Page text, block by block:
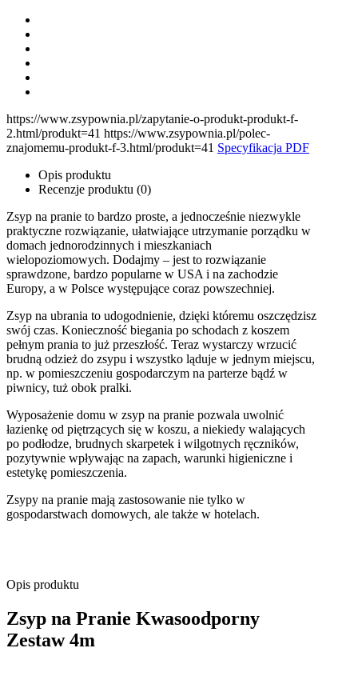
https://www.zsypownia.pl/zapytanie-o-produkt-produkt-f-
2.html/produkt=41 https://www.zsypownia.pl/polec-
znajomemu-produkt-f-3.html/produkt=41 Specyfikacja PDF
Opis produktu
Recenzje produktu (0)
Zsyp na pranie to bardzo proste, a jednocześnie niezwykle
praktyczne rozwiązanie, ułatwiające utrzymanie porządku w
domach jednorodzinnych i mieszkaniach
wielopoziomowych. Dodajmy – jest to rozwiązanie
sprawdzone, bardzo popularne w USA i na zachodzie
Europy, a w Polsce występujące coraz powszechniej.
Zsyp na ubrania to udogodnienie, dzięki któremu oszczędzisz
swój czas. Konieczność biegania po schodach z koszem
pełnym prania to już przeszłość. Teraz wystarczy wrzucić
brudną odzież do zsypu i wszystko ląduje w jednym miejscu,
np. w pomieszczeniu gospodarczym na parterze bądź w
piwnicy, tuż obok pralki.
Wyposażenie domu w zsyp na pranie pozwala uwolnić
łazienkę od piętrzących się w koszu, a niekiedy walających
po podłodze, brudnych skarpetek i wilgotnych ręczników,
pozytywnie wpływając na zapach, warunki higieniczne i
estetykę pomieszczenia.
Zsypy na pranie mają zastosowanie nie tylko w
gospodarstwach domowych, ale także w hotelach.
Opis produktu
Zsyp na Pranie Kwasoodporny
Zestaw 4m